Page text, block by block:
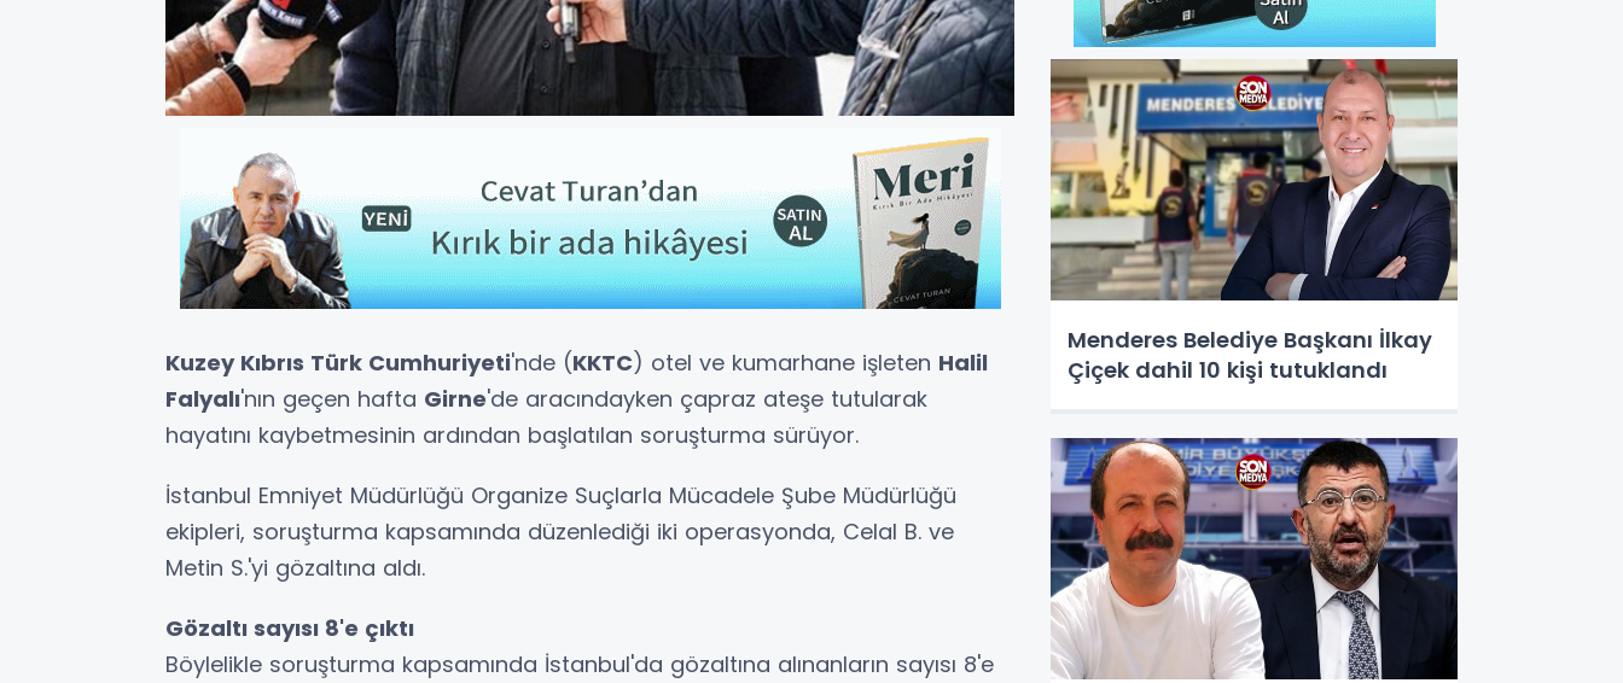
Kuzey Kıbrıs Türk Cumhuriyeti'nde (KKTC) otel ve kumarhane işleten Halil
Falyalı'nın geçen hafta Girne'de aracındayken çapraz ateşe tutularak
hayatını kaybetmesinin ardından başlatılan soruşturma sürüyor.
İstanbul Emniyet Müdürlüğü Organize Suçlarla Mücadele Şube Müdürlüğü
ekipleri, soruşturma kapsamında düzenlediği iki operasyonda, Celal B. ve
Metin S.'yi gözaltına aldı.
Gözaltı sayısı 8'e çıktı
Böylelikle soruşturma kapsamında İstanbul'da gözaltına alınanların sayısı 8'e
Menderes Belediye Başkanı İlkay
Çiçek dahil 10 kişi tutuklandı